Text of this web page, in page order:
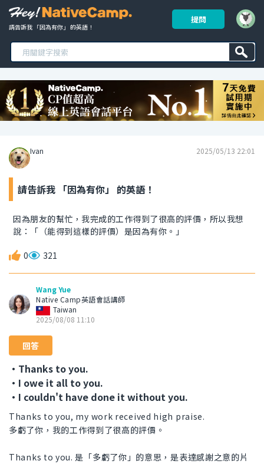
請告訴我 「因為有你」 的英語！
提問
Ivan 2025/05/13 22:01
請告訴我 「因為有你」 的英語！
因為朋友的幫忙，我完成的工作得到了很高的評價，所以我想
說：「（能得到這樣的評價）是因為有你。」
0 321
Wang Yue
Native Camp英語會話講師
Taiwan
2025/08/08 11:10
回答
・Thanks to you.
・I owe it all to you.
・I couldn't have done it without you.
Thanks to you, my work received high praise.
多虧了你，我的工作得到了很高的評價。
Thanks to you. 是「多虧了你」的意思，是表達感謝之意的片